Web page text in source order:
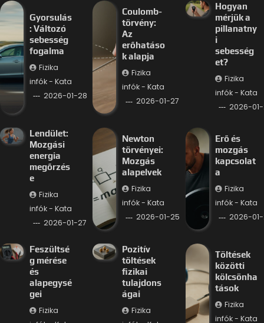
Gyorsulás
: Változó
sebesség
fogalma
Fizika
infók - Kata
2026-01-28
Coulomb-
törvény:
Az
erőhatáso
k alapja
Fizika
infók - Kata
2026-01-27
Hogyan
mérjük a
pillanatny
i
sebesség
et?
Fizika
infók - Kata
2026-
Lendület:
Mozgási
energia
megőrzés
e
Fizika
infók - Kata
2026-01-27
Newton
törvényei:
Mozgás
alapelvek
Fizika
infók - Kata
2026-01-25
Erő és
mozgás
kapcsolat
a
Fizika
infók - Kata
2026-
Feszültsé
g mérése
és
alapegysé
gei
Fizika
Pozitív
töltések
fizikai
tulajdons
ágai
Fizika
Töltések
közötti
kölcsönha
tások
Fizika
infók - Kata